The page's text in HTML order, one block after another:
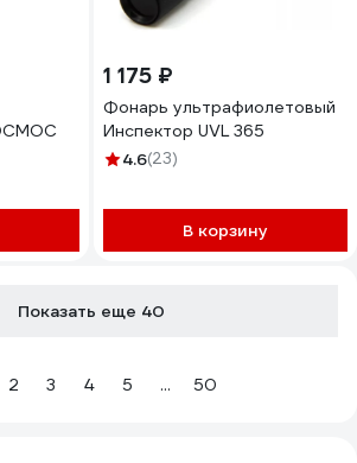
1 175 ₽
Фонарь ультрафиолетовый
Инспектор UVL 365
4.6(23)
В корзину
Показать еще 40
2 3 4 5 ... 50